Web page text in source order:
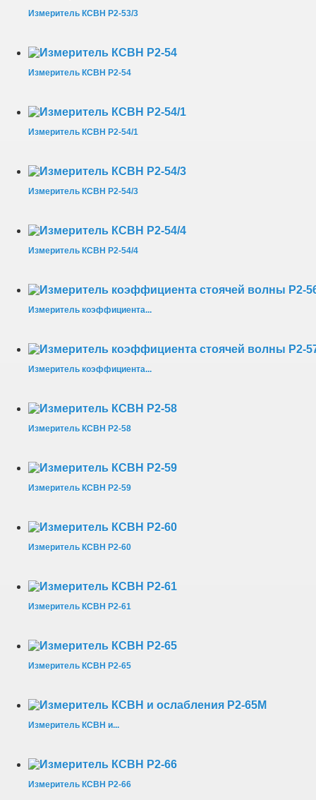
Измеритель КСВН Р2-53/3
Измеритель КСВН Р2-54
Измеритель КСВН Р2-54/1
Измеритель КСВН Р2-54/3
Измеритель КСВН Р2-54/4
Измеритель коэффициента...
Измеритель коэффициента...
Измеритель КСВН Р2-58
Измеритель КСВН Р2-59
Измеритель КСВН Р2-60
Измеритель КСВН Р2-61
Измеритель КСВН Р2-65
Измеритель КСВН и...
Измеритель КСВН Р2-66